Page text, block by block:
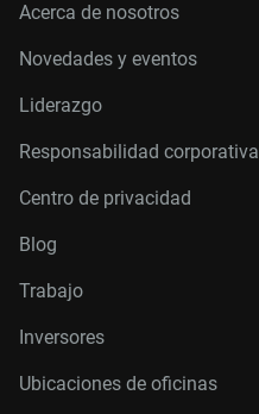
Acerca de nosotros
Novedades y eventos
Liderazgo
Responsabilidad corporativa
Centro de privacidad
Blog
Trabajo
Inversores
Ubicaciones de oficinas